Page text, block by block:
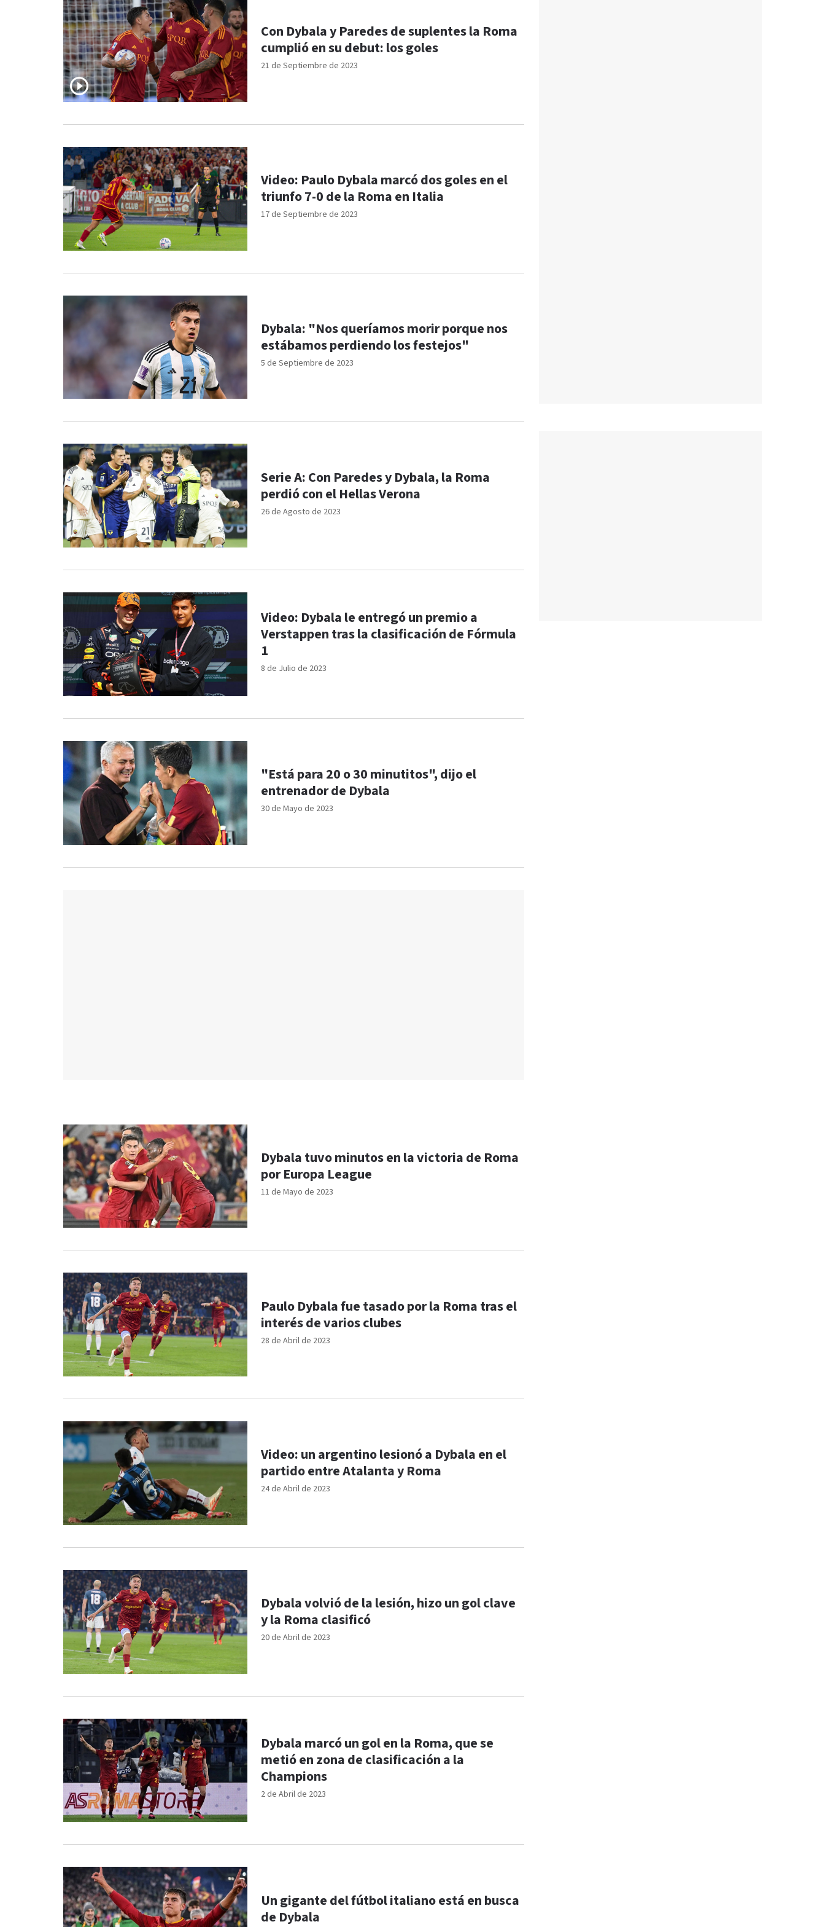
21 de Septiembre de 2023
Con Dybala y Paredes de suplentes la Roma
cumplió en su debut: los goles
17 de Septiembre de 2023
Video: Paulo Dybala marcó dos goles en el
triunfo 7-0 de la Roma en Italia
5 de Septiembre de 2023
Dybala: "Nos queríamos morir porque nos
estábamos perdiendo los festejos"
26 de Agosto de 2023
Serie A: Con Paredes y Dybala, la Roma
perdió con el Hellas Verona
8 de Julio de 2023
Video: Dybala le entregó un premio a
Verstappen tras la clasificación de Fórmula
1
30 de Mayo de 2023
"Está para 20 o 30 minutitos", dijo el
entrenador de Dybala
11 de Mayo de 2023
Dybala tuvo minutos en la victoria de Roma
por Europa League
28 de Abril de 2023
Paulo Dybala fue tasado por la Roma tras el
interés de varios clubes
24 de Abril de 2023
Video: un argentino lesionó a Dybala en el
partido entre Atalanta y Roma
20 de Abril de 2023
Dybala volvió de la lesión, hizo un gol clave
y la Roma clasificó
2 de Abril de 2023
Dybala marcó un gol en la Roma, que se
metió en zona de clasificación a la
Champions
Un gigante del fútbol italiano está en busca
de Dybala